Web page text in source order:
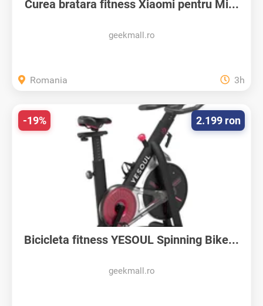
Curea bratara fitness Xiaomi pentru Mi...
geekmall.ro
Romania 3h
Bicicleta fitness YESOUL Spinning Bike...
geekmall.ro
2.199 ron
-19%